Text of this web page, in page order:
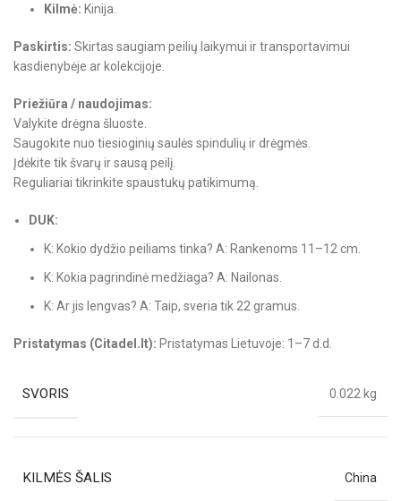
Kilmė: Kinija.
Paskirtis: Skirtas saugiam peilių laikymui ir transportavimui
kasdienybėje ar kolekcijoje.
Priežiūra / naudojimas:
Valykite drėgna šluoste.
Saugokite nuo tiesioginių saulės spindulių ir drėgmės.
Įdėkite tik švarų ir sausą peilį.
Reguliariai tikrinkite spaustukų patikimumą.
DUK:
K: Kokio dydžio peiliams tinka? A: Rankenoms 11–12 cm.
K: Kokia pagrindinė medžiaga? A: Nailonas.
K: Ar jis lengvas? A: Taip, sveria tik 22 gramus.
Pristatymas (Citadel.lt): Pristatymas Lietuvoje: 1–7 d.d.
SVORIS 0.022 kg
KILMĖS ŠALIS China